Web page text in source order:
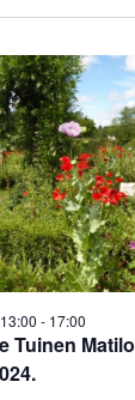
Tuinen
- 17:00